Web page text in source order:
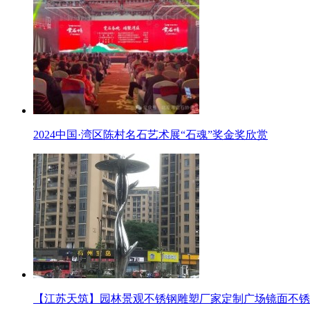
2024中国·湾区陈村名石艺术展“石魂”奖金奖欣赏
【江苏天筑】园林景观不锈钢雕塑厂家定制广场镜面不